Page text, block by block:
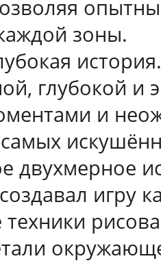
зоны.
глубокой и
и
двухмерное
игру